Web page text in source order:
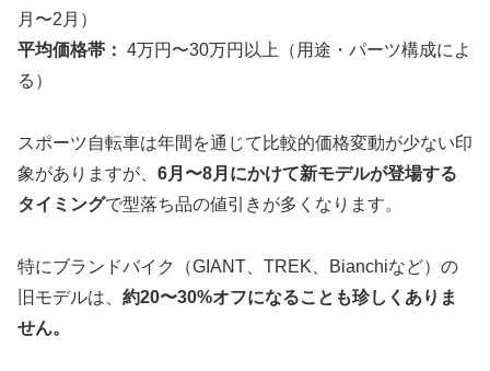
月〜2月）
平均価格帯： 4万円〜30万円以上（用途・パーツ構成によ
る）
スポーツ自転車は年間を通じて比較的価格変動が少ない印
象がありますが、 6月〜8月にかけて新モデルが登場する
タイミングで型落ち品の値引きが多くなります。
特にブランドバイク（GIANT、TREK、Bianchiなど）の
旧モデルは、 約20〜30%オフになることも珍しくありま
せん。